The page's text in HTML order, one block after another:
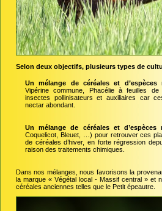
Selon deux objectifs, plusieurs types de
Un mélange de céréales et d’espèces
Vipérine commune, Phacélie à feuilles
insectes pollinisateurs et auxiliaires car
nectar abondant.
Un mélange de céréales etd’espèces
Coquelicot, Bleuet, …) pour retrouver ces
de céréales d’hiver, en forte régression
raison des traitements chimiques.
Dans nos mélanges, nous favorisons la
la marque « Végétal local - Massif central » et
céréales anciennes telles que le Petit épeautre.